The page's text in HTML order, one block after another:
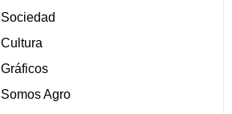
Sociedad
Cultura
Gráficos
Somos Agro